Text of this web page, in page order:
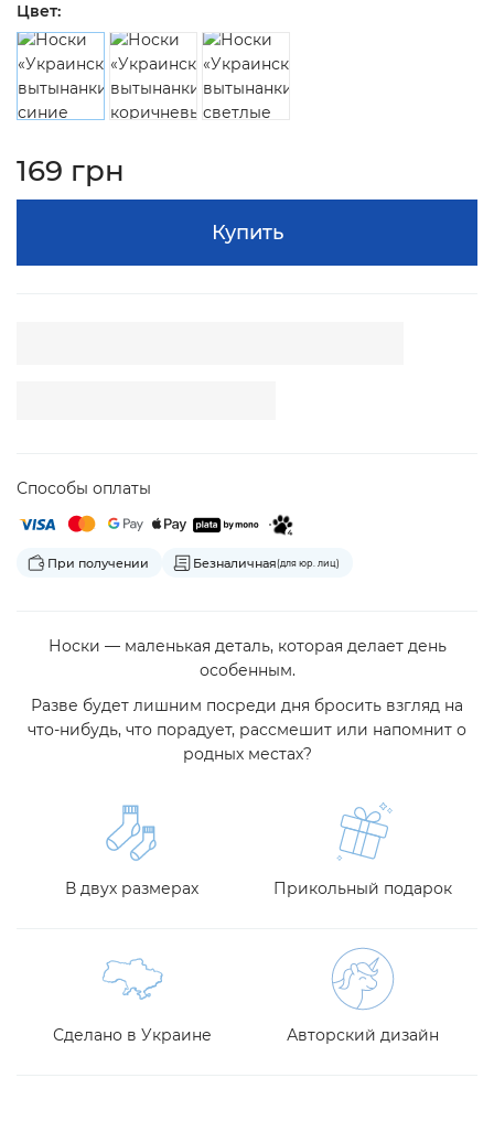
Цвет:
169 грн
Купить
Способы оплаты
При получении Безналичная(для юр. лиц)
Носки — маленькая деталь, которая делает день
особенным.
Разве будет лишним посреди дня бросить взгляд на
что-нибудь, что порадует, рассмешит или напомнит о
родных местах?
В двух размерах Прикольный подарок
Сделано в Украине Авторский дизайн